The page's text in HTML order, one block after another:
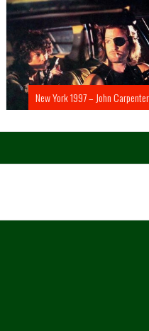
New York 1997 – John Carpenter 6/8